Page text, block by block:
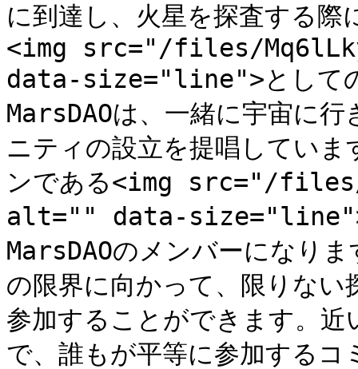
に到達し、火星を探査する際
<img src="/files/
data-size="line">としての
MarsDAOは、一緒に宇宙に
ニティの設立を提唱してい
ンである<img src="/files/
alt="" data-
MarsDAOのメンバーになり
の限界に向かって、限りな
参加することができます。
で、誰もが平等に参加する